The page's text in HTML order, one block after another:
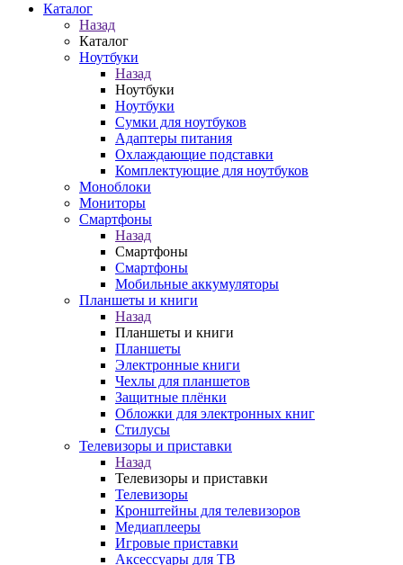
Каталог
Назад
Каталог
Ноутбуки
Назад
Ноутбуки
Ноутбуки
Сумки для ноутбуков
Адаптеры питания
Охлаждающие подставки
Комплектующие для ноутбуков
Моноблоки
Мониторы
Смартфоны
Назад
Смартфоны
Смартфоны
Мобильные аккумуляторы
Планшеты и книги
Назад
Планшеты и книги
Планшеты
Электронные книги
Чехлы для планшетов
Защитные плёнки
Обложки для электронных книг
Стилусы
Телевизоры и приставки
Назад
Телевизоры и приставки
Телевизоры
Кронштейны для телевизоров
Медиаплееры
Игровые приставки
Аксессуары для ТВ